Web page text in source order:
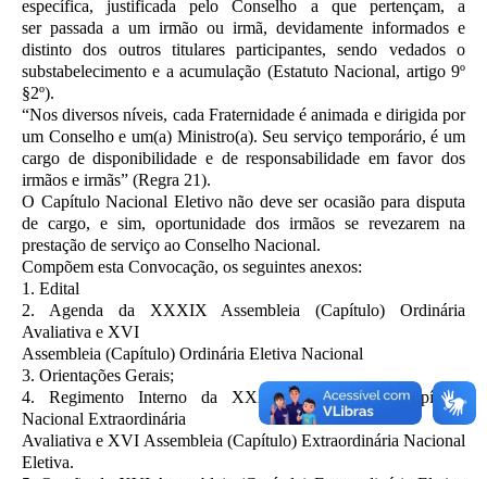
específica, justificada pelo Conselho a que pertençam, a
ser passada a um irmão ou irmã, devidamente informados e
distinto dos outros titularesparticipantes, sendo vedados o
substabelecimento e a acumulação (Estatuto Nacional, artigo 9º
§2º).
“Nos diversos níveis, cada Fraternidade é animada e dirigida por
um Conselho e um(a) Ministro(a). Seu serviço temporário, é um
cargo de disponibilidade e de responsabilidade emfavor dos
irmãos e irmãs” (Regra 21).
O Capítulo Nacional Eletivo não deve ser ocasião para disputa
de cargo, e sim, oportunidade dos irmãos se revezarem na
prestação de serviço ao Conselho Nacional.
Compõem esta Convocação, os seguintes anexos:
1. Edital
2. Agenda da XXXIX Assembleia (Capítulo) Ordinária
Avaliativa e XVI
Assembleia (Capítulo) Ordinária Eletiva Nacional
3. Orientações Gerais;
4. Regimento Interno da XXXIX Assembleia (Capítulo)
Nacional Extraordinária
Avaliativa e XVI Assembleia (Capítulo) Extraordinária Nacional
Eletiva.